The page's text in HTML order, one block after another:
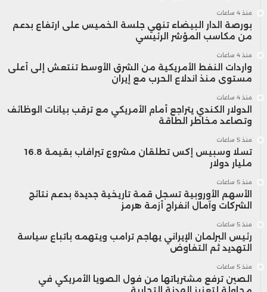
منذ 4 ساعات
بورصة الدار البيضاء تنهي جلسة الخميس على ارتفاع بدعم
من مكاسب المؤشر الرئيسي
منذ 4 ساعات
واردات النفط الأمريكية من الشرق الأوسط تنتعش إلى أعلى
مستوى منذ اندلاع الحرب مع إيران
منذ 4 ساعات
الدولار الكندي يتراجع أمام الأمريكي مع ترقب بيانات الوظائف
وتصاعد مخاطر الطاقة
منذ 5 ساعات
تسلا وسبيس إكس تطلقان مشروع تيرافاب بقيمة 16.8
مليار دولار
منذ 5 ساعات
الأسهم الأوروبية تسجل قمة تاريخية جديدة بدعم نتائج
الشركات وآمال انفراج أزمة هرمز
منذ 5 ساعات
رئيس البرلمان الإيراني يهاجم ترامب ويتهمه باتباع سياسة
التهديد ثم التفاوض
منذ 5 ساعات
الصين ترفع مشترياتها من فول الصويا الأمريكي في